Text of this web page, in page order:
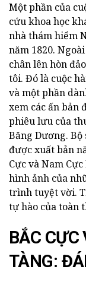
Một phần của
cứu khoa học
nhà thám hiểm
năm 1820.
chân lên hòn
tôi. Đó là cuộc
và một phần
xem các ấn bản
phiêu lưu của
Băng Dương.
được xuất bản
Cực và Nam
hình ảnh của
trình tuyệt vời.
tự hào của toàn
BẮC CỰC
TÀNG: